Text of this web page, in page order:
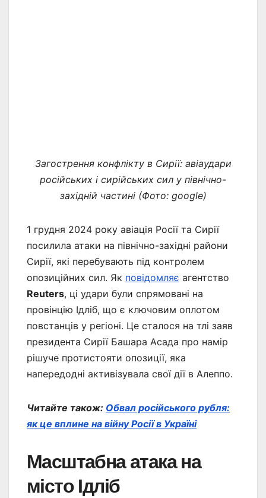
Загострення конфлікту в Сирії: авіаудари
російських і сирійських сил у північно-
західній частині (Фото: google)
1 грудня 2024 року авіація Росії та Сирії
посилила атаки на північно-західні райони
Сирії, які перебувають під контролем
опозиційних сил. Як повідомляє агентство
Reuters, ці удари були спрямовані на
провінцію Ідліб, що є ключовим оплотом
повстанців у регіоні. Це сталося на тлі заяв
президента Сирії Башара Асада про намір
рішуче протистояти опозиції, яка
напередодні активізувала свої дії в Алеппо.
Читайте також: Обвал російського рубля:
як це вплине на війну Росії в Україні
Масштабна атака на
місто Ідліб